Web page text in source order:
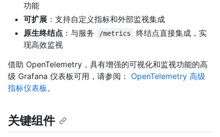
功能
可扩展 ：支持自定义指标和外部监视集成
原生终结点 ：与服务 /metrics
终结点直接集成，实
现高效监视
借助 OpenTelemetry，具有增强的可视化和监视功能的高
级 Grafana 仪表板可用，请参阅： OpenTelemetry 高级
指标仪表板。
关键组件